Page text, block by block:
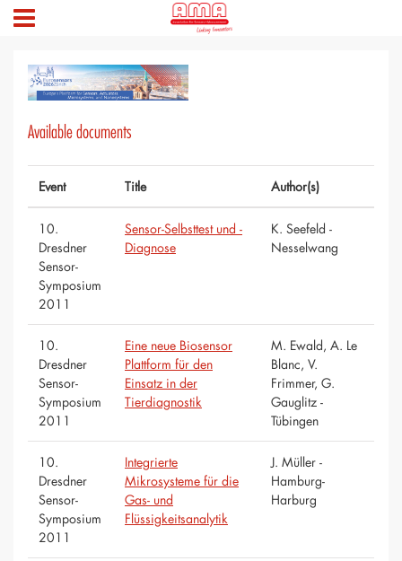
Available documents
Event Title Author(s)
10.
Dresdner
Sensor-
Symposium
2011
Sensor-Selbsttest und -
Diagnose
K. Seefeld -
Nesselwang
10.
Dresdner
Sensor-
Symposium
2011
Eine neue Biosensor
Plattform für den
Einsatz in der
Tierdiagnostik
M. Ewald, A. Le
Blanc, V.
Frimmer, G.
Gauglitz -
Tübingen
10.
Dresdner
Sensor-
Symposium
2011
Integrierte
Mikrosysteme für die
Gas- und
Flüssigkeitsanalytik
J. Müller -
Hamburg-
Harburg